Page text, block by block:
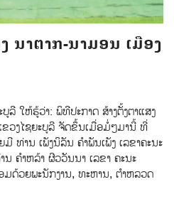
ນາຕາກ-ນາມອນ ເມືອງ
ລີ ໃຫ້ຮູ້ວ່າ: ພິທີປະກາດ ສ້າງຕັ້ງຕາແສງ
ວງໄຊຍະບູລີ ຈັດຂຶ້ນເມື່ອມໍ່ໆມານີ້ ທີ່
ທ່ານ ເພັງນິລັນ ຄຳພັນເພັງ ເລຂາຄະນະ
ຄໍາຫລ້າ ຜີວວັນນາ ເລຂາ ຄະນະ
ມດ້ວຍພະນັກງານ, ທະຫານ, ຕໍາຫລວດ